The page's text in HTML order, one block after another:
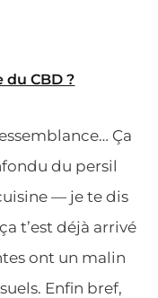
CBD ?
Ça
du persil
— je te dis
t’est déjà arrivé
ont un malin
Enfin bref,